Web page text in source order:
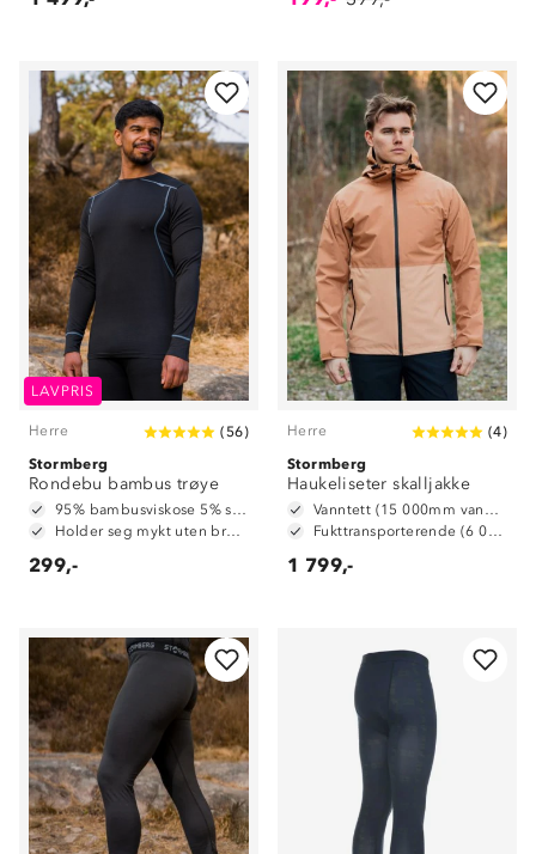
LAVPRIS
Herre (56)
Stormberg
Rondebu bambus trøye
Holder seg mykt uten bruk av tøymykner
299,-
Herre (4)
Stormberg
Haukeliseter skalljakke
1 799,-